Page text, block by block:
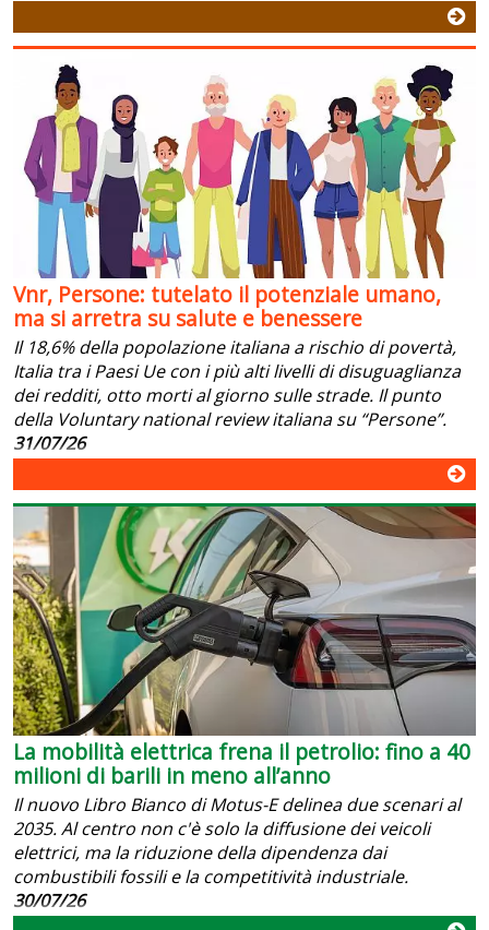
Vnr, Persone: tutelato il potenziale umano,
ma si arretra su salute e benessere
Il 18,6% della popolazione italiana a rischio di povertà,
Italia tra i Paesi Ue con i più alti livelli di disuguaglianza
dei redditi, otto morti al giorno sulle strade. Il punto
della Voluntary national review italiana su “Persone”.
31/07/26
La mobilità elettrica frena il petrolio: fino a 40
milioni di barili in meno all’anno
Il nuovo Libro Bianco di Motus-E delinea due scenari al
2035. Al centro non c'è solo la diffusione dei veicoli
elettrici, ma la riduzione della dipendenza dai
combustibili fossili e la competitività industriale.
30/07/26